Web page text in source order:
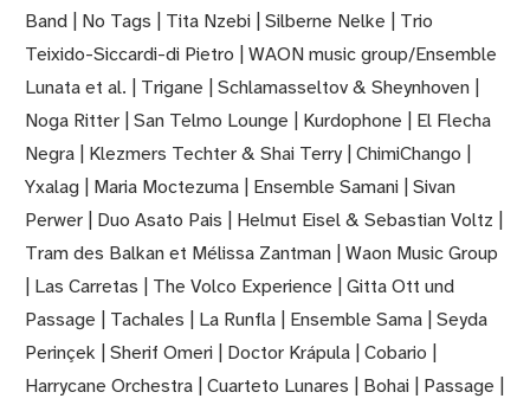
Band | No Tags | Tita Nzebi | Silberne Nelke | Trio
Teixido-Siccardi-di Pietro | WAON music group/Ensemble
Lunata et al. | Trigane | Schlamasseltov & Sheynhoven |
Noga Ritter | San Telmo Lounge | Kurdophone | El Flecha
Negra | Klezmers Techter & Shai Terry | ChimiChango |
Yxalag | Maria Moctezuma | Ensemble Samani | Sivan
Perwer | Duo Asato Pais | Helmut Eisel & Sebastian Voltz |
Tram des Balkan et Mélissa Zantman | Waon Music Group
| Las Carretas | The Volco Experience | Gitta Ott und
Passage | Tachales | La Runfla | Ensemble Sama | Seyda
Perinçek | Sherif Omeri | Doctor Krápula | Cobario |
Harrycane Orchestra | Cuarteto Lunares | Bohai | Passage |